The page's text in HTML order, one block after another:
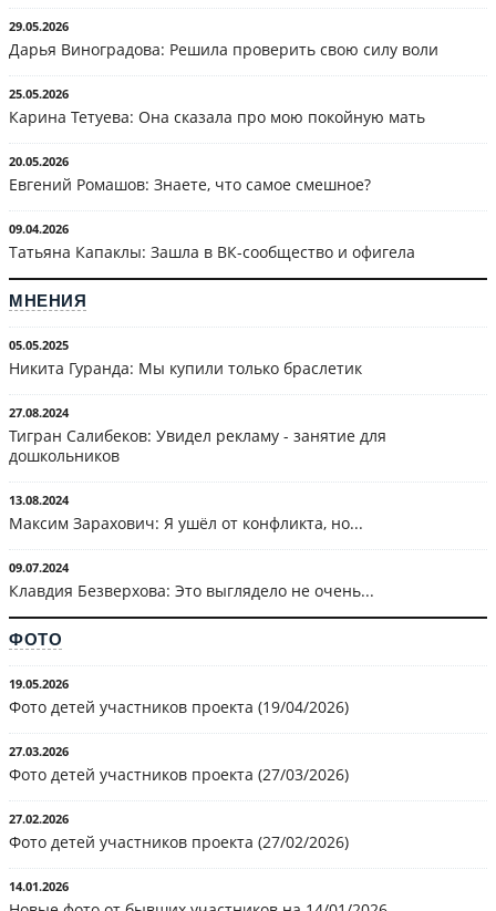
29.05.2026
Дарья Виноградова: Решила проверить свою силу воли
25.05.2026
Карина Тетуева: Она сказала про мою покойную мать
20.05.2026
Евгений Ромашов: Знаете, что самое смешное?
09.04.2026
Татьяна Капаклы: Зашла в ВК-сообщество и офигела
МНЕНИЯ
05.05.2025
Никита Гуранда: Мы купили только браслетик
27.08.2024
Тигран Салибеков: Увидел рекламу - занятие для
дошкольников
13.08.2024
Максим Зарахович: Я ушёл от конфликта, но...
09.07.2024
Клавдия Безверхова: Это выглядело не очень...
ФОТО
19.05.2026
Фото детей участников проекта (19/04/2026)
27.03.2026
Фото детей участников проекта (27/03/2026)
27.02.2026
Фото детей участников проекта (27/02/2026)
14.01.2026